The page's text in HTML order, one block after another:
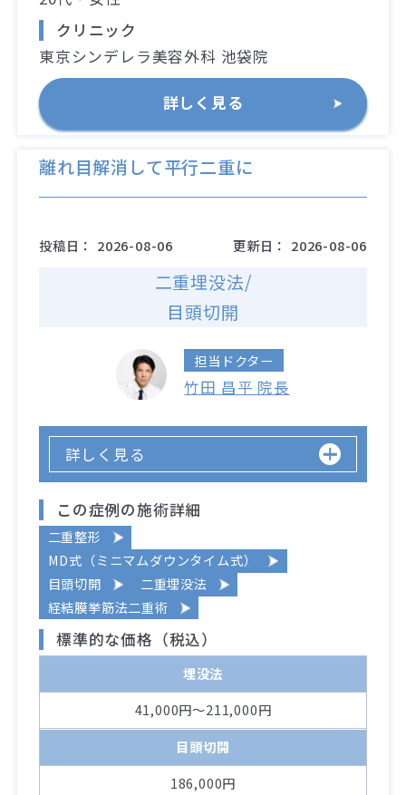
クリニック
東京シンデレラ美容外科 池袋院
詳しく見る
離れ目解消して平行二重に
投稿日： 2026-08-06 更新日： 2026-08-06
二重埋没法/
目頭切開
担当ドクター
竹田 昌平 院長
詳しく見る
この症例の施術詳細
二重整形
MD式（ミニマムダウンタイム式）
目頭切開
二重埋没法
経結膜挙筋法二重術
標準的な価格（税込）
埋没法
41,000円～211,000円
目頭切開
186,000円